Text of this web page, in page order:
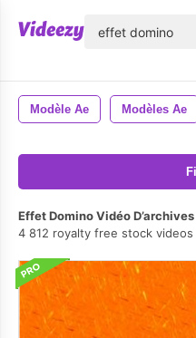
Modèle Ae Modèles Ae
Effet Domino Vidéo D’archives
4 812 royalty free stock videos